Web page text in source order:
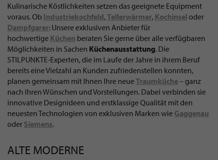
Kulinarische Köstlichkeiten setzen das geeignete Equipment
voraus. Ob Industriekochfeld,Tellerwärmer, Kochinsel oder
Dampfgarer: Unsere exklusiven Anbieter für
hochwertige Küchen beraten Sie gerne über alle verfügbaren
Möglichkeiten in Sachen Küchenausstattung. Die
STILPUNKTE-Experten, die im Laufe der Jahre in ihrem Beruf
bereits eine Vielzahl an Kunden zufriedenstellen konnten,
planen gemeinsam mit Ihnen Ihre neueTraumküche– ganz
nach Ihren Wünschen und Vorstellungen. Dabei verbinden sie
innovative Designideen und erstklassige Qualität mit den
neuesten Technologien von exklusiven Marken wie Gaggenau
oder Siemens.
ALTE MODERNE